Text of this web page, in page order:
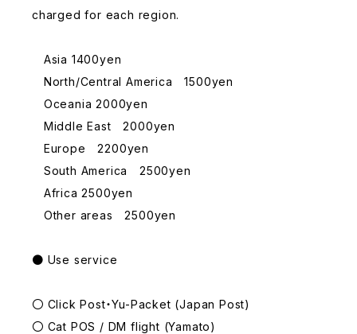
charged for each region.
Asia 1400yen
North/Central America 1500yen
Oceania 2000yen
Middle East 2000yen
Europe 2200yen
South America 2500yen
Africa 2500yen
Other areas 2500yen
● Use service
〇 Click Post・Yu-Packet (Japan Post)
〇 Cat POS / DM flight (Yamato)